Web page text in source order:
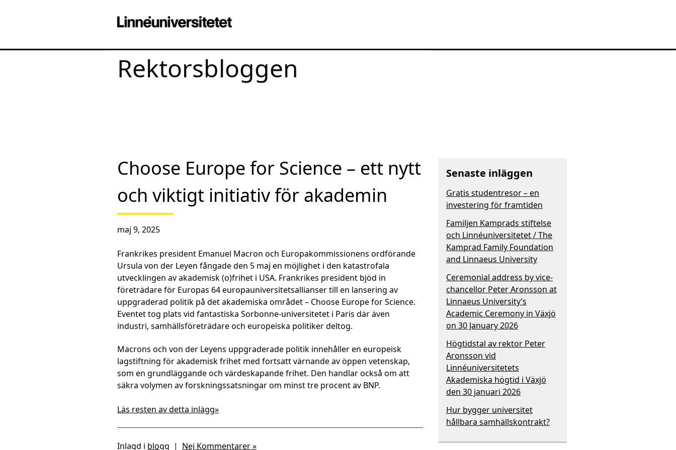
Rektorsbloggen
Choose Europe for Science – ett nytt
och viktigt initiativ för akademin
maj 9, 2025
Frankrikes president Emanuel Macron och Europakommissionens ordförande
Ursula von der Leyen fångade den 5 maj en möjlighet i den katastrofala
utvecklingen av akademisk (o)frihet i USA. Frankrikes president bjöd in
företrädare för Europas 64 europauniversitetsallianser till en lansering av
uppgraderad politik på det akademiska området – Choose Europe for Science.
Eventet tog plats vid fantastiska Sorbonne-universitetet i Paris där även
industri, samhällsföreträdare och europeiska politiker deltog.
Macrons och von der Leyens uppgraderade politik innehåller en europeisk
lagstiftning för akademisk frihet med fortsatt värnande av öppen vetenskap,
som en grundläggande och värdeskapande frihet. Den handlar också om att
säkra volymen av forskningssatsningar om minst tre procent av BNP.
Läs resten av detta inlägg»
Inlagd i blogg | Nej Kommentarer »
Senaste inläggen
Gratis studentresor – en
investering för framtiden
Familjen Kamprads stiftelse
och Linnéuniversitetet / The
Kamprad Family Foundation
and Linnaeus University
Ceremonial address by vice-
chancellor Peter Aronsson at
Linnaeus University’s
Academic Ceremony in Växjö
on 30 January 2026
Högtidstal av rektor Peter
Aronsson vid
Linnéuniversitetets
Akademiska högtid i Växjö
den 30 januari 2026
Hur bygger universitet
hållbara samhällskontrakt?